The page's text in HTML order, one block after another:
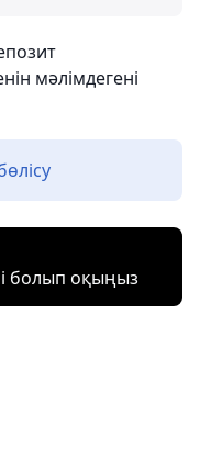
мәлімдегені
болып оқыңыз